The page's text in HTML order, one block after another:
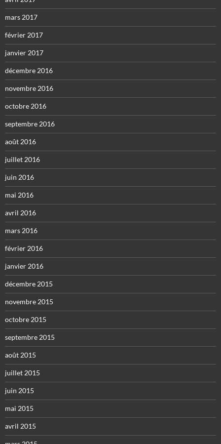
mars 2017
février 2017
janvier 2017
décembre 2016
novembre 2016
octobre 2016
septembre 2016
août 2016
juillet 2016
juin 2016
mai 2016
avril 2016
mars 2016
février 2016
janvier 2016
décembre 2015
novembre 2015
octobre 2015
septembre 2015
août 2015
juillet 2015
juin 2015
mai 2015
avril 2015